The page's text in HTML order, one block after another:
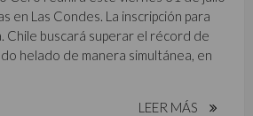
en Las Condes. La inscripción para
Chile buscará superar el récord de
helado de manera simultánea, en
LEER MÁS